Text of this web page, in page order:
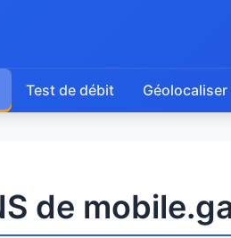
Test de débit Géolocaliser
de